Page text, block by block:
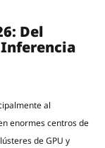
Del
al
enormes centros de
de GPU y